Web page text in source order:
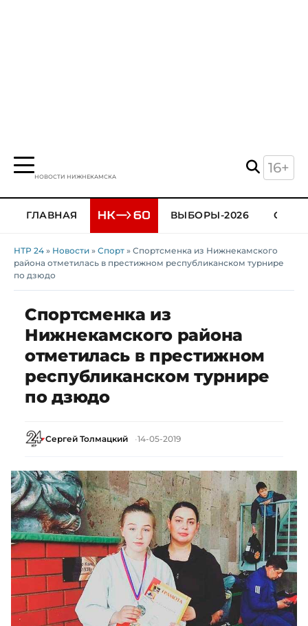
НОВОСТИ НИЖНЕКАМСКА
16+
ГЛАВНАЯ ВЫБОРЫ-2026
НТР 24 » Новости » Спорт » Спортсменка из Нижнекамского
района отметилась в престижном республиканском турнире
по дзюдо
Спортсменка из
Нижнекамского района
отметилась в престижном
республиканском турнире
по дзюдо
Сергей Толмацкий 14-05-2019